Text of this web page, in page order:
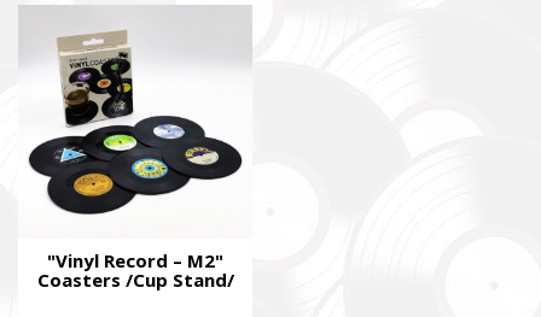
"Vinyl Record – M2"
Coasters /Cup Stand/
Fundraising campaign for the Azov Special Forces
Regiment Special Forces Regiment, and families of the
soldiers.